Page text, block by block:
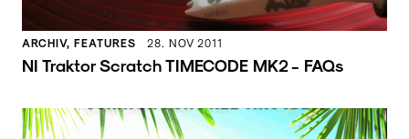
ARCHIV, FEATURES 28. NOV 2011
NI Traktor Scratch TIMECODE MK2 - FAQs